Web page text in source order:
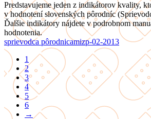
Predstavujeme jeden z indikátorov kvality,
v hodnotení slovenských pôrodníc
Ďalšie indikátory nájdete v podrobnom
hodnotenia.
sprievodca pôrodnicamizp-02-2013
1
2
3
4
5
6
→